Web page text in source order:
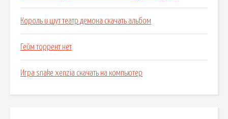
Король и шут театр демона скачать альбом
Гейм торрент нет
Игра snake xenzia скачать на компьютер